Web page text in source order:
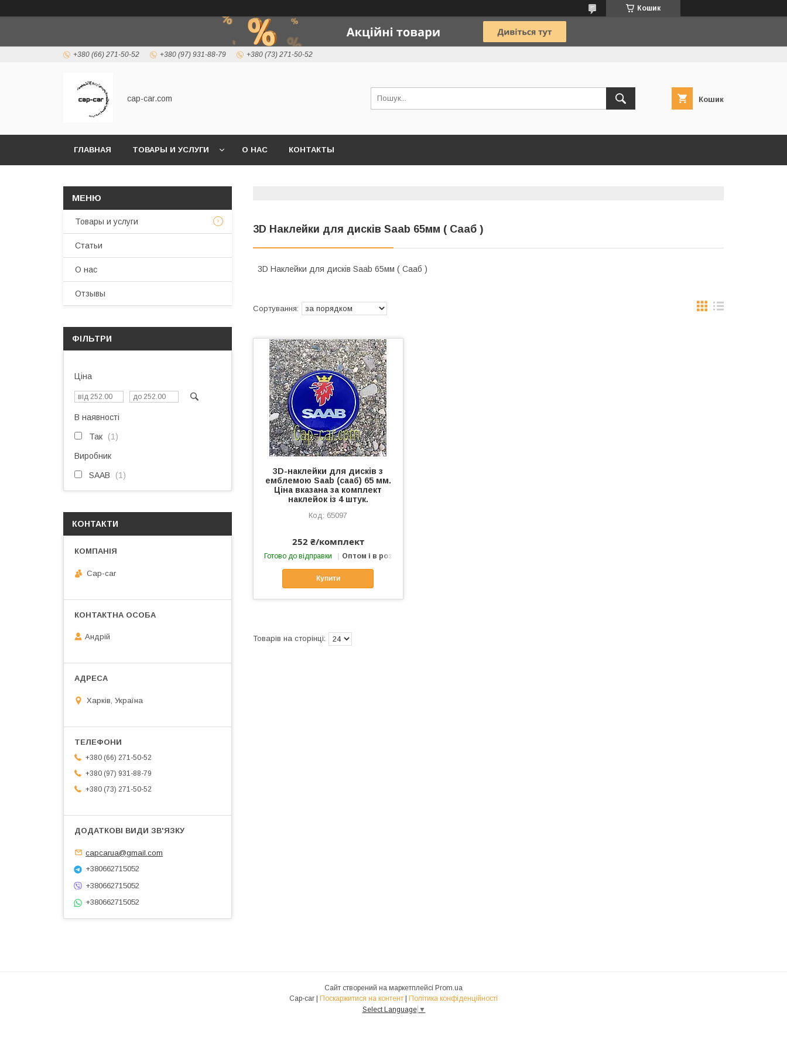
Кошик
+380 (66) 271-50-52 +380 (97) 931-88-79 +380 (73) 271-50-52
cap-car.com Кошик
ГЛАВНАЯ ТОВАРЫ И УСЛУГИ О НАС КОНТАКТЫ
3D Наклейки для дисків Saab 65мм ( Сааб )
3D Наклейки для дисків Saab 65мм ( Сааб )
3D-наклейки для дисків з
емблемою Saab (сааб) 65 мм.
Ціна вказана за комплект
наклейок із 4 штук.
65097
252 ₴/комплект
Готово до відправки Оптом і в роздріб
Купити
Товары и услуги
Статьи
О нас
Отзывы
ФІЛЬТРИ
Ціна
В наявності
Так 1
Виробник
SAAB 1
КОНТАКТИ
Cap-car
Андрій
Харків, Україна
+380 (66) 271-50-52
+380 (97) 931-88-79
+380 (73) 271-50-52
capcarua@gmail.com
+380662715052
+380662715052
+380662715052
Сайт створений на маркетплейсі Prom.ua
Поскаржитися на контент
Політика конфіденційності
Select Language ▼